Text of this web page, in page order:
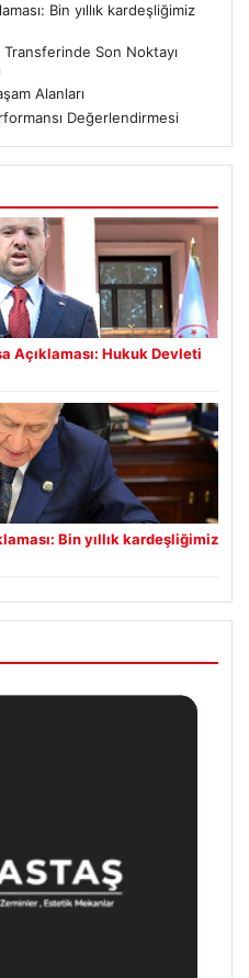
Bin yıllık kardeşliğimiz
Son Noktayı
Alanları
Değerlendirmesi
Açıklaması: Hukuk Devleti
Bin yıllık kardeşliğimiz